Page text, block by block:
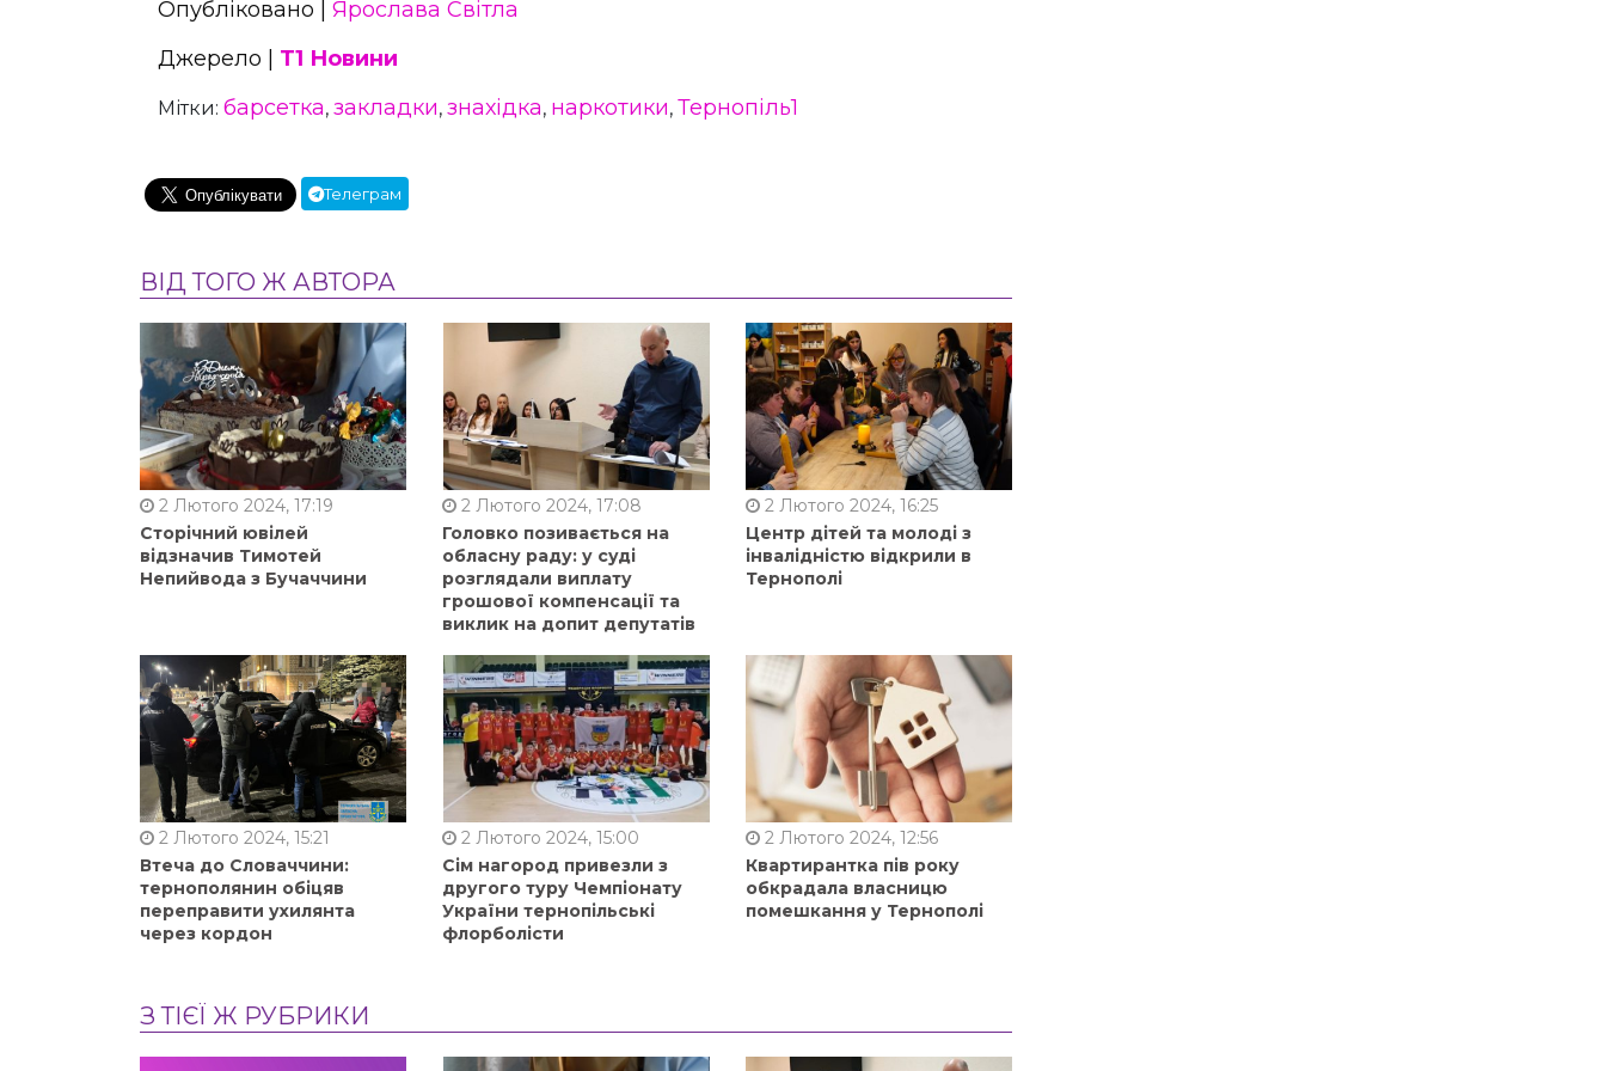
Опубліковано | Ярослава Світла
Джерело | Т1 Новини
Мітки: барсетка, закладки, знахідка, наркотики, Тернопіль1
Телеграм
ВІД ТОГО Ж АВТОРА
2 Лютого 2024, 17:19
Сторічний ювілей
відзначив Тимотей
Непийвода з Бучаччини
2 Лютого 2024, 17:08
Головко позивається на
обласну раду: у суді
розглядали виплату
грошової компенсації та
виклик на допит депутатів
2 Лютого 2024, 16:25
Центр дітей та молоді з
інвалідністю відкрили в
Тернополі
2 Лютого 2024, 15:21
Втеча до Словаччини:
тернополянин обіцяв
переправити ухилянта
через кордон
2 Лютого 2024, 15:00
Сім нагород привезли з
другого туру Чемпіонату
України тернопільські
флорболісти
2 Лютого 2024, 12:56
Квартирантка пів року
обкрадала власницю
помешкання у Тернополі
З ТІЄЇ Ж РУБРИКИ